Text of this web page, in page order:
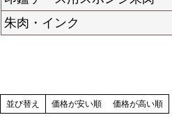
朱肉・インク
並び替え 価格が安い順 価格が高い順